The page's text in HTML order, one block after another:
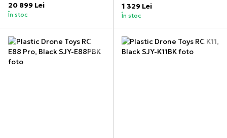
20 899 Lei
În stoc
1 329 Lei
În stoc